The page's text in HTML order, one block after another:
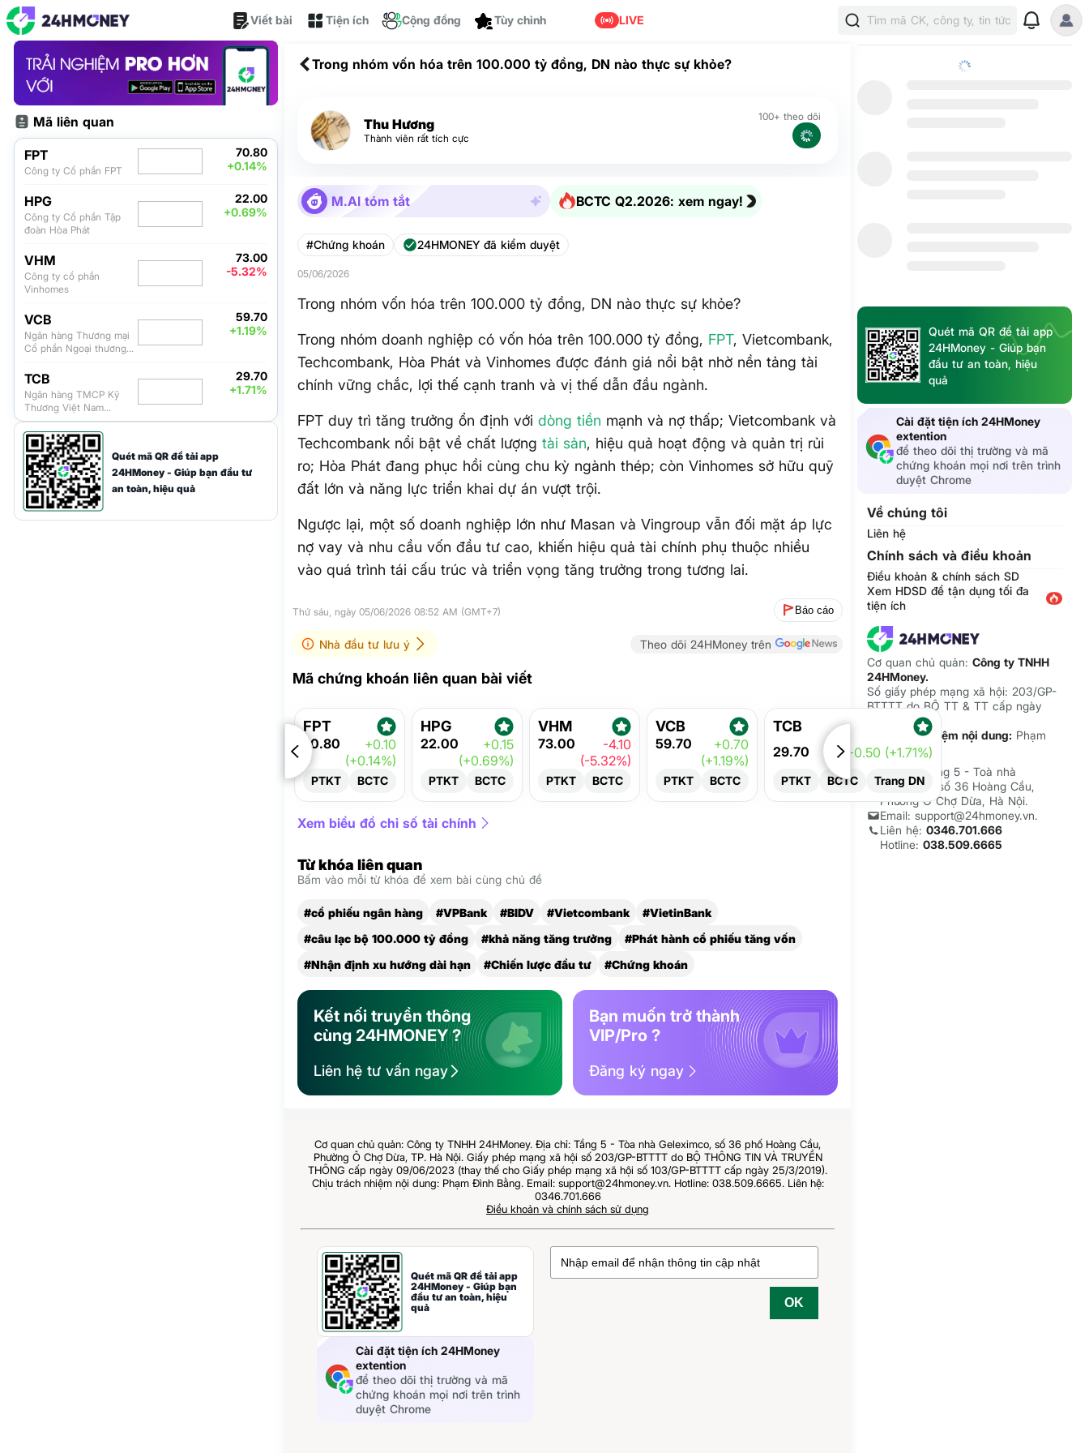
Viết bài Tiện ích Cộng đồng Tùy chỉnh LIVE Tìm mã CK, công ty, tin tức
Mã liên quan
FPT
Công ty Cổ phần FPT
70.80
+0.14%
HPG
Công ty Cổ phần Tập
đoàn Hòa Phát
22.00
+0.69%
VHM
Công ty cổ phần
Vinhomes
73.00
-5.32%
VCB
Ngân hàng Thương mại
Cổ phần Ngoại thương
59.70
+1.19%
TCB
Ngân hàng TMCP Kỹ
Thương Việt Nam
(Techcombank)
29.70
+1.71%
Quét mã QR để tải app
24HMoney - Giúp bạn đầu tư
an toàn, hiệu quả
Trong nhóm vốn hóa trên 100.000 tỷ đồng, DN nào thực sự khỏe?
Thu Hương
Thành viên rất tích cực
100+ theo dõi
M.AI tóm tắt BCTC Q2.2026: xem ngay!
#Chứng khoán 24HMONEY đã kiểm duyệt
05/06/2026
Trong nhóm vốn hóa trên 100.000 tỷ đồng, DN nào thực sự khỏe?
Trong nhóm doanh nghiệp có vốn hóa trên 100.000 tỷ đồng, FPT, Vietcombank,
Techcombank, Hòa Phát và Vinhomes được đánh giá nổi bật nhờ nền tảng tài
chính vững chắc, lợi thế cạnh tranh và vị thế dẫn đầu ngành.
FPT duy trì tăng trưởng ổn định vớidòng tiền mạnh và nợ thấp; Vietcombank và
Techcombank nổi bật về chất lượngtài sản, hiệu quả hoạt động và quản trị rủi
ro; Hòa Phát đang phục hồi cùng chu kỳ ngành thép; còn Vinhomes sở hữu quỹ
đất lớn và năng lực triển khai dự án vượt trội.
Ngược lại, một số doanh nghiệp lớn như Masan và Vingroup vẫn đối mặt áp lực
nợ vay và nhu cầu vốn đầu tư cao, khiến hiệu quả tài chính phụ thuộc nhiều
vào quá trình tái cấu trúc và triển vọng tăng trưởng trong tương lai.
Thứ sáu, ngày 05/06/2026 08:52 AM (GMT+7) Báo cáo
Nhà đầu tư lưu ý Theo dõi 24HMoney trên
Mã chứng khoán liên quan bài viết
FPT
70.80
+0.10
(+0.14%)
PTKT BCTC
HPG
22.00
+0.15
(+0.69%)
PTKT BCTC
VHM
73.00
-4.10
(-5.32%)
PTKT BCTC
VCB
59.70
+0.70
(+1.19%)
PTKT BCTC
TCB
29.70 +0.50 (+1.71%)
PTKT BCTC Trang DN
Xem biểu đồ chỉ số tài chính
Từ khóa liên quan
Bấm vào mỗi từ khóa để xem bài cùng chủ đề
#cổ phiếu ngân hàng #VPBank #BIDV #Vietcombank
#VietinBank
#câu lạc bộ 100.000 tỷ đồng
#khả năng tăng trưởng
#Phát hành cổ phiếu tăng vốn
#Nhận định xu hướng dài hạn
#Chiến lược đầu tư #Chứng khoán
Kết nối truyền thông
cùng 24HMONEY ?
Liên hệ tư vấn ngay
Bạn muốn trở thành
VIP/Pro ?
Đăng ký ngay
Cơ quan chủ quản: Công ty TNHH 24HMoney. Địa chỉ: Tầng 5 - Tòa nhà Geleximco, số 36 phố Hoàng Cầu,
Phường Ô Chợ Dừa, TP. Hà Nội. Giấy phép mạng xã hội số 203/GP-BTTTT do BỘ THÔNG TIN VÀ TRUYỀN
THÔNG cấp ngày 09/06/2023 (thay thế cho Giấy phép mạng xã hội số 103/GP-BTTTT cấp ngày 25/3/2019).
Chịu trách nhiệm nội dung: Phạm Đình Bằng. Email: support@24hmoney.vn. Hotline: 038.509.6665. Liên hệ:
0346.701.666
Điều khoản và chính sách sử dụng
Quét mã QR để tải app
24HMoney - Giúp bạn
đầu tư an toàn, hiệu
quả
Cài đặt tiện ích 24HMoney
extention
để theo dõi thị trường và mã
chứng khoán mọi nơi trên trình
duyệt Chrome
OK
Quét mã QR để tải app
24HMoney - Giúp bạn
đầu tư an toàn, hiệu
quả
Cài đặt tiện ích 24HMoney
extention
để theo dõi thị trường và mã
chứng khoán mọi nơi trên trình
duyệt Chrome
Về chúng tôi
Liên hệ
Chính sách và điều khoản
Điều khoản & chính sách SD
Xem HDSD để tận dụng tối đa
tiện ích
Cơ quan chủ quản:Công ty TNHH
24HMoney.
Số giấy phép mạng xã hội: 203/GP-
BTTTT do BỘ TT & TT cấp ngày
09/06/2023
Chịu trách nhiệm nội dung: Phạm
Đình Bằng.
Địa chỉ: Tầng 5 - Toà nhà
Geleximco số 36 Hoàng Cầu,
Phường Ô Chợ Dừa, Hà Nội.
Email: support@24hmoney.vn.
Liên hệ:0346.701.666
Hotline:038.509.6665